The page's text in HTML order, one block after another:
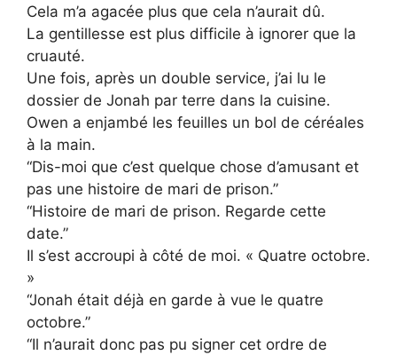
Cela m’a agacée plus que cela n’aurait dû.
La gentillesse est plus difficile à ignorer que la
cruauté.
Une fois, après un double service, j’ai lu le
dossier de Jonah par terre dans la cuisine.
Owen a enjambé les feuilles un bol de céréales
à la main.
“Dis-moi que c’est quelque chose d’amusant et
pas une histoire de mari de prison.”
“Histoire de mari de prison. Regarde cette
date.”
Il s’est accroupi à côté de moi. « Quatre octobre.
»
“Jonah était déjà en garde à vue le quatre
octobre.”
“Il n’aurait donc pas pu signer cet ordre de